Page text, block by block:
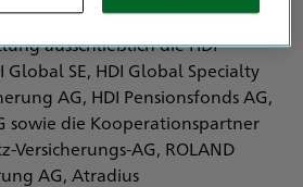
der
ausschließlich die HDI
Global SE, HDI Global Specialty
AG, HDI Pensionsfonds AG,
sowie die Kooperationspartner
Versicherungs-AG, ROLAND
AG, Atradius